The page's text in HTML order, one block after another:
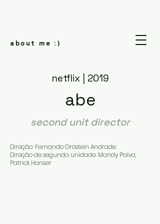
about me :)
netflix | 2019
abe
second unit director
Direção: Fernando Grostein Andrade
Direção de segunda unidade: Mandy Paiva,
Patrick Hanser